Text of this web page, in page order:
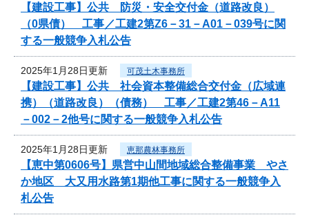
【建設工事】公共 防災・安全交付金（道路改良）
（0県債） 工事／工建2第Z6－31－A01－039号に関
する一般競争入札公告
2025年1月28日更新 可茂土木事務所
【建設工事】公共 社会資本整備総合交付金（広域連
携）（道路改良）（債務） 工事／工建2第46－A11
－002－2他号に関する一般競争入札公告
2025年1月28日更新 恵那農林事務所
【恵中第0606号】県営中山間地域総合整備事業 やさ
か地区 大又用水路第1期他工事に関する一般競争入
札公告